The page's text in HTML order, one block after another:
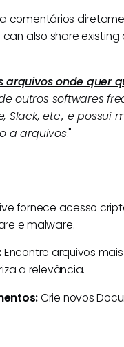
comentários
also share
arquivos onde quer
outros softwares
Slack, etc., e possui
a arquivos."
fornece acesso
e malware.
Encontre arquivos
a relevância.
Crie novos